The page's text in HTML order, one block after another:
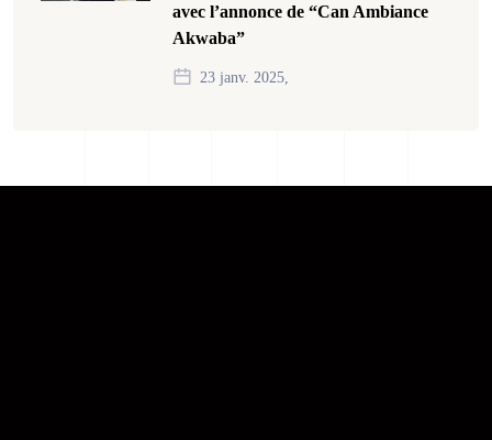
avec l’annonce de “Can Ambiance
Akwaba”
23 janv. 2025,